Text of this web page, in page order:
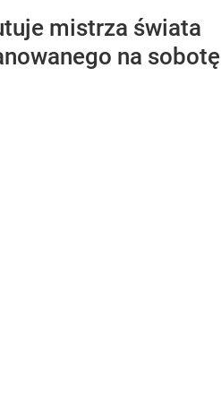
mistrza świata
na sobotę